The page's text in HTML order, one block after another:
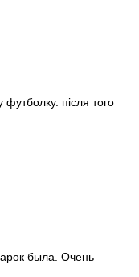
футболку. після того
была. Очень